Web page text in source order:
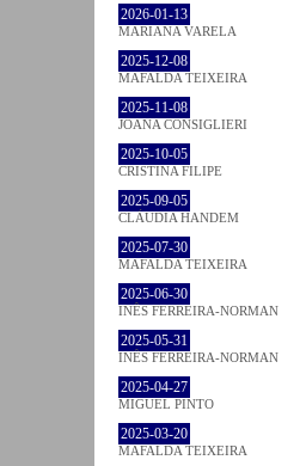
2026-01-13
MARIANA VARELA
2025-12-08
MAFALDA TEIXEIRA
2025-11-08
JOANA CONSIGLIERI
2025-10-05
CRISTINA FILIPE
2025-09-05
CLÁUDIA HANDEM
2025-07-30
MAFALDA TEIXEIRA
2025-06-30
INÊS FERREIRA-NORMAN
2025-05-31
INÊS FERREIRA-NORMAN
2025-04-27
MIGUEL PINTO
2025-03-20
MAFALDA TEIXEIRA